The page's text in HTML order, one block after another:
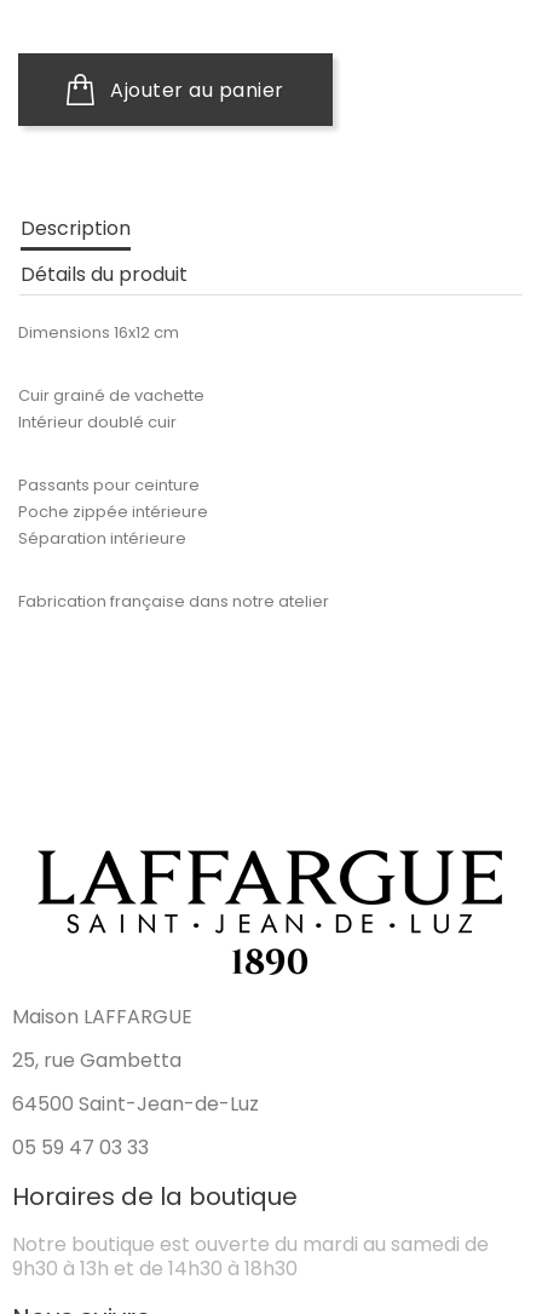
Ajouter au panier
Description
Détails du produit
Dimensions 16x12 cm
Cuir grainé de vachette
Intérieur doublé cuir
Passants pour ceinture
Poche zippée intérieure
Séparation intérieure
Fabrication française dans notre atelier
Maison LAFFARGUE
25, rue Gambetta
64500 Saint-Jean-de-Luz
05 59 47 03 33
Horaires de la boutique
Notre boutique est ouverte du mardi au samedi de
9h30 à 13h et de 14h30 à 18h30